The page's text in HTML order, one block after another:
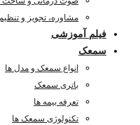
مشاوره، تجویز و
فیلم آموزشی
سمعک
انواع سمعک و مدل ها
باتری سمعک
تعرفه بیمه ها
تکنولوژی سمعک ها